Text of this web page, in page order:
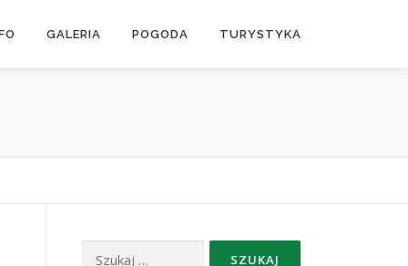
GALERIA POGODA TURYSTYKA